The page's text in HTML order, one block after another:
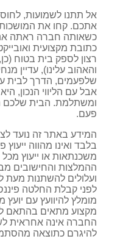
אל תתנו לשמועות,
כשאותה חברה ראתה את
כתובת מקצועית
רצון לספק בית בטוח
והאהוב עלינו), עדיין
שלפעמים, הדרך לבית
אבל עם הליווי הנכון,
ומשתלמת. הבית שלכם
פעם.
המידע באתר זה נועד
בלבד ואינו מהווה ייעוץ
משכנתאות או ייעוץ
ההמלצות והחישובים
ועלולים להשתנות מעת
לפני קבלת החלטה
מומלץ להיוועץ עם
מקצוע מתאים בהתאם
החברה אינה אחראית
להיגרם כתוצאה